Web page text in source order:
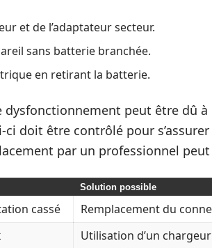
et de l’adaptateur secteur.
sans batterie branchée.
en retirant la batterie.
dysfonctionnement peut être dû
ci doit être contrôlé pour
par un professionnel peut
Solution possible
cassé Remplacement du
Utilisation d’un